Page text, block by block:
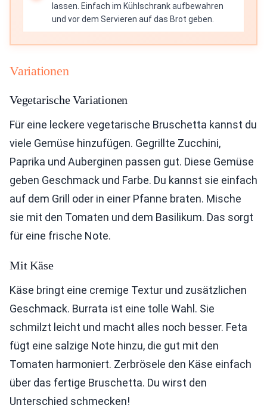
lassen. Einfach im Kühlschrank aufbewahren
und vor dem Servieren auf das Brot geben.
Variationen
Vegetarische Variationen
Für eine leckere vegetarische Bruschetta kannst du
viele Gemüse hinzufügen. Gegrillte Zucchini,
Paprika und Auberginen passen gut. Diese Gemüse
geben Geschmack und Farbe. Du kannst sie einfach
auf dem Grill oder in einer Pfanne braten. Mische
sie mit den Tomaten und dem Basilikum. Das sorgt
für eine frische Note.
Mit Käse
Käse bringt eine cremige Textur und zusätzlichen
Geschmack. Burrata ist eine tolle Wahl. Sie
schmilzt leicht und macht alles noch besser. Feta
fügt eine salzige Note hinzu, die gut mit den
Tomaten harmoniert. Zerbrösele den Käse einfach
über das fertige Bruschetta. Du wirst den
Unterschied schmecken!